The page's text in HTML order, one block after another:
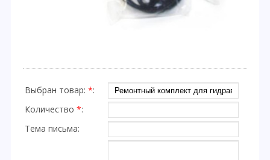
Выбран товар: *:
Количество *:
Тема письма: